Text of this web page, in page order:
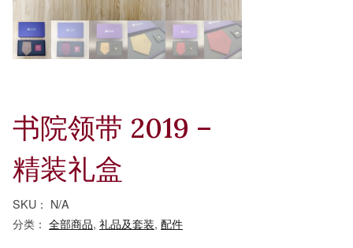
书院领带 2019 –
精装礼盒
SKU： N/A
分类： 全部商品, 礼品及套装, 配件